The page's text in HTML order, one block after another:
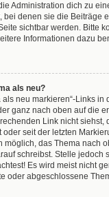
Administration dich zu
bei denen sie die Beiträge
sichtbar werden. Bitte
Informationen dazu
als neu?
als neu markieren“-Links in
ganz nach oben auf die
Link nicht siehst,
seit der letzten
möglich, das Thema nach
schreibst. Stelle jedoch
Es wird meist nicht
oder abgeschlossene